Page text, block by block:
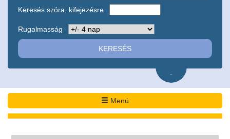
Keresés szóra, kifejezésre
Rugalmasság
-
Menü